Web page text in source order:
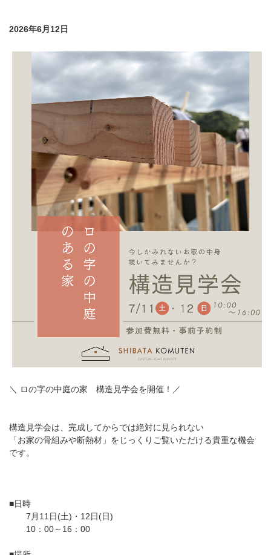
2026年6月12日
＼ ロの字の中庭の家 構造見学会を開催！／
構造見学会は、完成してからでは絶対に見られない
「お家の骨組みや断熱材」をじっくりご覧いただける貴重な機会
です。
■日時
7月11日(土)・12日(日)
10：00～16：00